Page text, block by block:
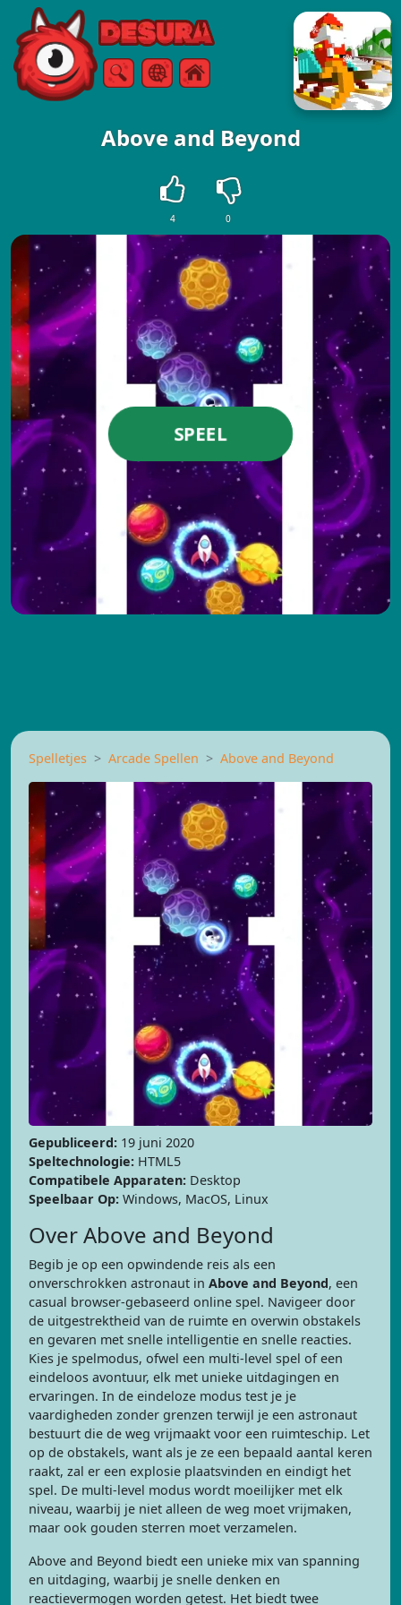
Free Online Games
ZoekenMenu
Above and Beyond
4 0
SPEEL
Spelletjes Arcade Spellen Above and Beyond
Gepubliceerd: 19 juni 2020
Speltechnologie: HTML5
Compatibele Apparaten: Desktop
Speelbaar Op: Windows, MacOS, Linux
Over Above and Beyond
Begib je op een opwindende reis als een
onverschrokken astronaut in Above and Beyond, een
casual browser-gebaseerd online spel. Navigeer door
de uitgestrektheid van de ruimte en overwin obstakels
en gevaren met snelle intelligentie en snelle reacties.
Kies je spelmodus, ofwel een multi-level spel of een
eindeloos avontuur, elk met unieke uitdagingen en
ervaringen. In de eindeloze modus test je je
vaardigheden zonder grenzen terwijl je een astronaut
bestuurt die de weg vrijmaakt voor een ruimteschip. Let
op de obstakels, want als je ze een bepaald aantal keren
raakt, zal er een explosie plaatsvinden en eindigt het
spel. De multi-level modus wordt moeilijker met elk
niveau, waarbij je niet alleen de weg moet vrijmaken,
maar ook gouden sterren moet verzamelen.
Above and Beyond biedt een unieke mix van spanning
en uitdaging, waarbij je snelle denken en
reactievermogen worden getest. Het biedt twee